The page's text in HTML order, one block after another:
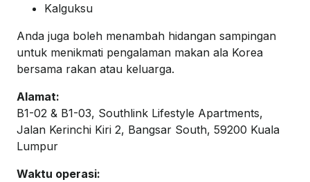
Kalguksu
Anda juga boleh menambah hidangan sampingan
untuk menikmati pengalaman makan ala Korea
bersama rakan atau keluarga.
Alamat:
B1-02 & B1-03, Southlink Lifestyle Apartments,
Jalan Kerinchi Kiri 2, Bangsar South, 59200 Kuala
Lumpur
Waktu operasi: